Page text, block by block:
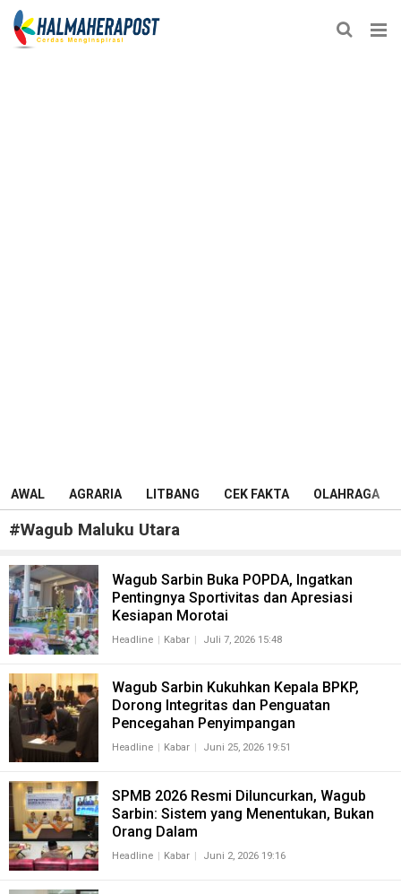
AWAL AGRARIA LITBANG CEK FAKTA OLAHRAGA
#Wagub Maluku Utara
Wagub Sarbin Buka POPDA, Ingatkan
Pentingnya Sportivitas dan Apresiasi
Kesiapan Morotai
Headline Kabar Juli 7, 2026 15:48
Wagub Sarbin Kukuhkan Kepala BPKP,
Dorong Integritas dan Penguatan
Pencegahan Penyimpangan
Headline Kabar Juni 25, 2026 19:51
SPMB 2026 Resmi Diluncurkan, Wagub
Sarbin: Sistem yang Menentukan, Bukan
Orang Dalam
Headline Kabar Juni 2, 2026 19:16